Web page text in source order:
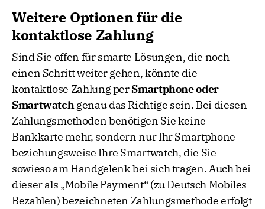
Weitere Optionen für die
kontaktlose Zahlung
Sind Sie offen für smarte Lösungen, die noch
einen Schritt weiter gehen, könnte die
kontaktlose Zahlung perSmartphone oder
Smartwatchgenau das Richtige sein. Bei diesen
Zahlungsmethoden benötigen Sie keine
Bankkarte mehr, sondern nur Ihr Smartphone
beziehungsweise Ihre Smartwatch, die Sie
sowieso am Handgelenk bei sich tragen. Auch bei
dieser als „Mobile Payment“ (zu Deutsch Mobiles
Bezahlen) bezeichneten Zahlungsmethode erfolgt